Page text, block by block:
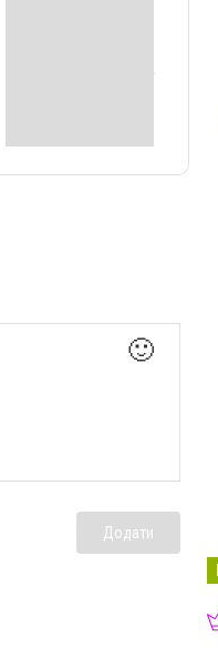
🙂
Додати